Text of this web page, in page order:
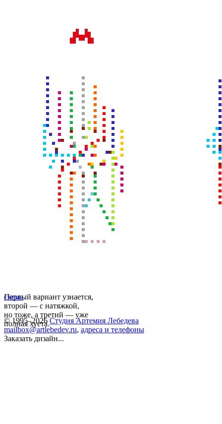
Первый вариант узнается,
второй — с натяжкой,
но тоже, а третий — уже
полная хуета.
схема
© 1995–2026 Студия Артемия Лебедева
mailbox@artlebedev.ru, адреса и телефоны
Заказать дизайн...